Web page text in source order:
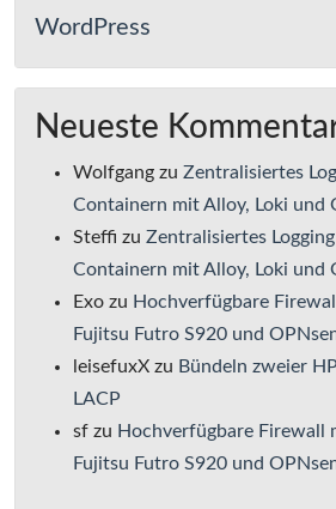
WordPress
Neueste
Wolfgang zu Zentralisiertes
Containern mit Alloy, Loki und
Steffi zu Zentralisiertes
Containern mit Alloy, Loki und
Exo zu Hochverfügbare
Fujitsu Futro S920 und
leisefuxX zu Bündeln zweier
LACP
sf zu Hochverfügbare Firewall
Fujitsu Futro S920 und